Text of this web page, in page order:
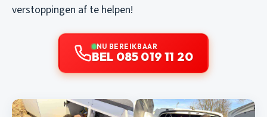
verstoppingen af te helpen!
NU BEREIKBAAR
BEL 085 019 11 20